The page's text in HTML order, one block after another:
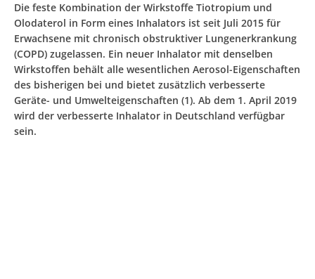
Die feste Kombination der Wirkstoffe Tiotropium und
Olodaterol in Form eines Inhalators ist seit Juli 2015 für
Erwachsene mit chronisch obstruktiver Lungenerkrankung
(COPD) zugelassen. Ein neuer Inhalator mit denselben
Wirkstoffen behält alle wesentlichen Aerosol-Eigenschaften
des bisherigen bei und bietet zusätzlich verbesserte
Geräte- und Umwelteigenschaften (1). Ab dem 1. April 2019
wird der verbesserte Inhalator in Deutschland verfügbar
sein.